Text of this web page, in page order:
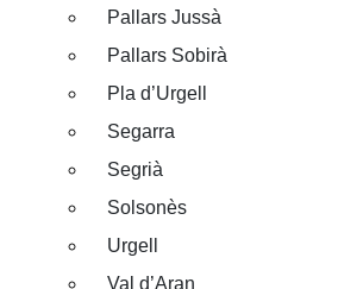
Pallars Jussà
Pallars Sobirà
Pla d’Urgell
Segarra
Segrià
Solsonès
Urgell
Val d’Aran